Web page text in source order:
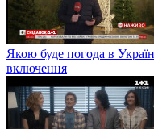
Якою буде погода в
включення